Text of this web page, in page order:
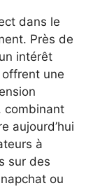
dans le
Près de
intérêt
une
combinant
aujourd’hui
à
sur des
ou